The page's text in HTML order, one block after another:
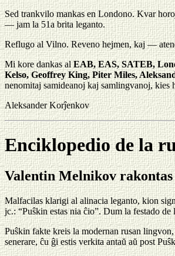
Sed trankvilo mankas en Londono. Kvar
— jam la 51a brita leganto.
Reflugo al Vilno. Reveno hejmen, kaj —
Mi kore dankas alEAB, EAS, SATEB,
Kelso, Geoffrey King, Piter Miles,
nenomitaj samideanoj kaj samlingvanoj, kies
Aleksander Korĵenkov
Enciklopedio de la
Valentin Melnikov rakontas
Malfacilas klarigi al alinacia leganto, kion
jc.: “Puŝkin estas nia ĉio”. Dum la festado
Puŝkin fakte kreis la modernan rusan
senerare, ĉu ĝi estis verkita antaŭ aŭ post